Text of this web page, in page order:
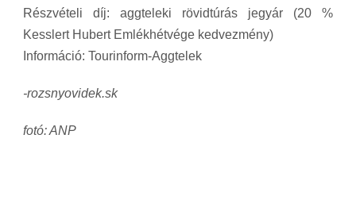
Részvételi díj: aggteleki rövidtúrás jegyár (20 %
Kesslert Hubert Emlékhétvége kedvezmény)
Információ: Tourinform-Aggtelek
-rozsnyovidek.sk
fotó: ANP